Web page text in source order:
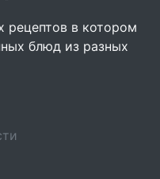
рецептов в котором
блюд из разных